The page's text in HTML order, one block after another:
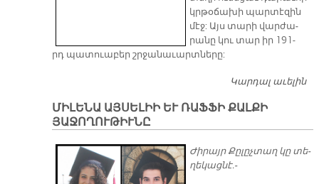
կրթօ­ճա­խի պար­տէ­զին
մէջ: Այս տա­րի վար­ժա­
րա­նը կու տար իր 191-
րդ պա­տուա­բեր շրջա­նա­ւարտ­նե­րը:
Կարդալ աւելին
ՆԻ
ՄԻԼԵՆԱ ԱՅՍԵԼԻԻ ԵՒ ՌԱՖՖԻ ՔԱԼՔԻ
ՅԱՋՈՂՈՒԹԻՒՆԸ
Ժի­րայր Քը­լըչ­տաղ կը տե­
ղե­կաց­նէ.-